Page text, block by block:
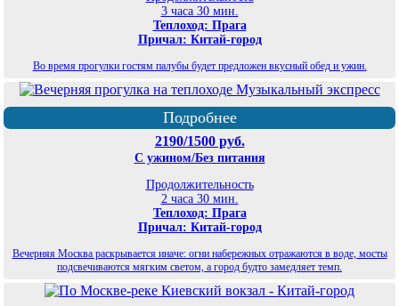
3 часа 30 мин.
Теплоход: Прага
Причал: Китай-город
Во время прогулки гостям палубы будет предложен вкусный обед и ужин.
Подробнее
2190/1500 руб.
С ужином/Без питания
Продолжительность
2 часа 30 мин.
Теплоход: Прага
Причал: Китай-город
Вечерняя Москва раскрывается иначе: огни набережных отражаются в воде, мосты
подсвечиваются мягким светом, а город будто замедляет темп.